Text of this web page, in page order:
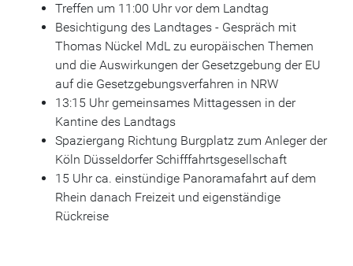
Treffen um 11:00 Uhr vor dem Landtag
Besichtigung des Landtages - Gespräch mit
Thomas Nückel MdL zu europäischen Themen
und die Auswirkungen der Gesetzgebung der EU
auf die Gesetzgebungsverfahren in NRW
13:15 Uhr gemeinsames Mittagessen in der
Kantine des Landtags
Spaziergang Richtung Burgplatz zum Anleger der
Köln Düsseldorfer Schifffahrtsgesellschaft
15 Uhr ca. einstündige Panoramafahrt auf dem
Rhein danach Freizeit und eigenständige
Rückreise